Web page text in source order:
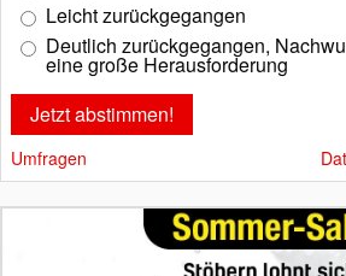
Leicht zurückgegangen
Deutlich zurückgegangen,
eine große Herausforderung
Umfragen